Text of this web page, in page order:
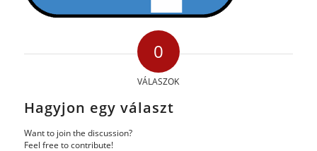
0
VÁLASZOK
Hagyjon egy választ
Want to join the discussion?
Feel free to contribute!